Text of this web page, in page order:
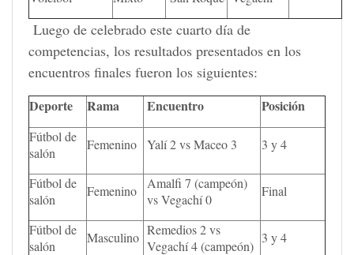
Luego de celebrado este cuarto día de
competencias, los resultados presentados en los
encuentros finales fueron los siguientes:
Deporte Rama Encuentro Posición
Fútbol de
salón
Femenino Yalí 2 vs Maceo 3 3 y 4
Fútbol de
salón
Femenino
Amalfi 7 (campeón)
vs Vegachí 0
Final
Fútbol de
salón
Masculino Remedios 2 vs
Vegachí 4 (campeón)
3 y 4